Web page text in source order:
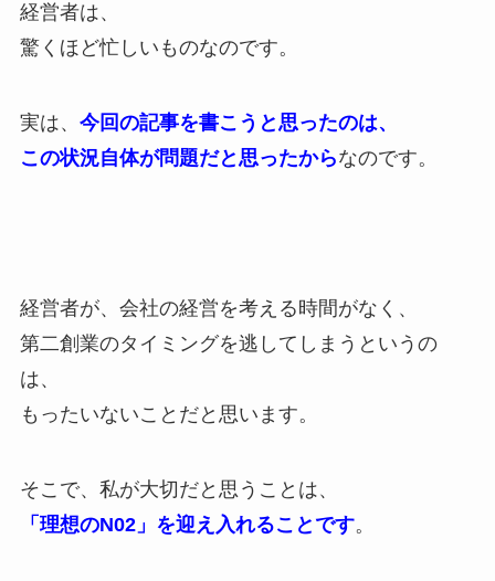
経営者は、
驚くほど忙しいものなのです。
実は、 今回の記事を書こうと思ったのは、
この状況自体が問題だと思ったからなのです。
経営者が、会社の経営を考える時間がなく、
第二創業のタイミングを逃してしまうというの
は、
もったいないことだと思います。
そこで、私が大切だと思うことは、
「理想のN02」を迎え入れることです。